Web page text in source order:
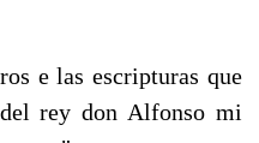
e las escripturas que
rey don Alfonso mi